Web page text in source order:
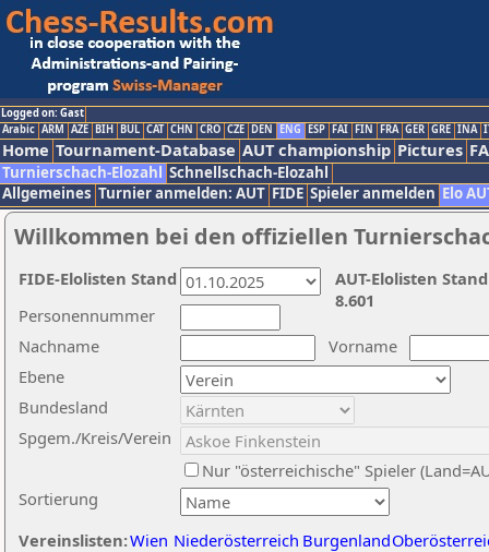
Logged on: Gast
Arabic ARM AZE BIH BUL CAT CHN CRO CZE DEN ENG ESP FAI FIN FRA GER GRE INA
Home Tournament-Database AUT championship Pictures
Turnierschach-Elozahl Schnellschach-Elozahl
Allgemeines Turnier anmelden: AUT FIDE Spieler anmelden Elo
Willkommen bei den offiziellen
Nachname
Vorname
Ebene
Sortierung
Personennummer
Bundesland
Spgem./Kreis/Verein
Nur "österreichische" Spieler
Vereinslisten:Wien Niederösterreich Burgenland
AUT-Elolisten
8.601
FIDE-Elolisten Stand